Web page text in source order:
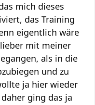
mich dieses
das Training
eigentlich wäre
mit meiner
als in die
und zu
ja hier wieder
ging das ja